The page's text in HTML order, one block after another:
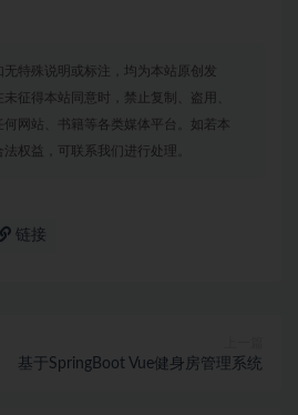
特殊说明或标注，均为本站原创发
征得本站同意时，禁止复制、盗用、
网站、书籍等各类媒体平台。如若本
权益，可联系我们进行处理。
链接
基于SpringBoot Vue健身房管理系统